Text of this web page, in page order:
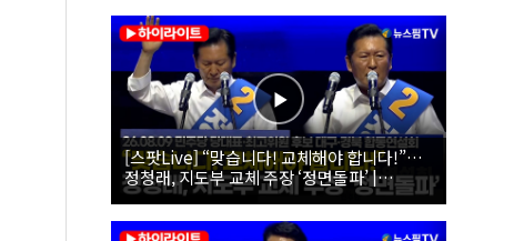
보 대구·경북 합동연설회
[스팟Live] “맞습니다! 교체해야 합니다!”…
정청래, 지도부 교체 주장 ‘정면돌파’ |
26.08.09 더불어민주당 당대표·최고위원 후
보 대구·경북 합동연설회